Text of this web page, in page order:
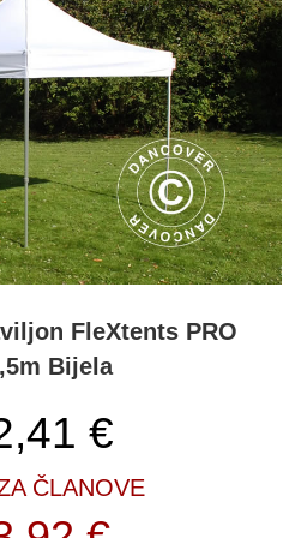
tržnicama, sportskim
ovih brzo sklopivih
čvrstih, laganih materijala i
FleXtents® PRO brzo
sinonim za inovativnu
jaku konstrukciju izrađenu od
poliestera. Drugi razlog
proširene usluge prije, tijekom i
Znamo da su mnogi
sklopivih paviljona odabrali
savjete i pomoć pri
FleXtents® PRO brzo sklopivi
se možete pouzdati u znanja i
paviljoni nude inovaciju i
su visokokvalitetni paviljoni,
oblici ovih paviljona idealni su
sajmova, zabava, sportskih i
FleXtents PRO
Bijela
€
ČLANOVE